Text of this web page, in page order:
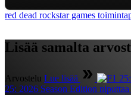
red dead rockstar games
Lisää samalta
Arvostelu Lue lisää
25: 2026 Season Edition